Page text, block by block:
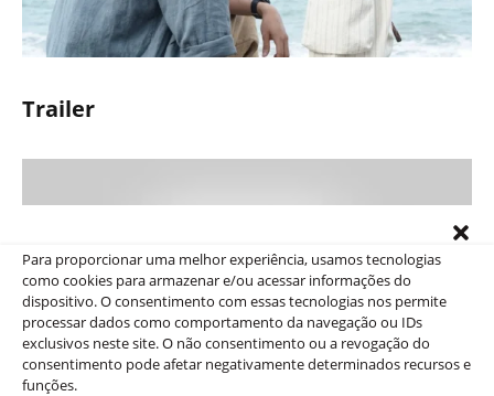
Para proporcionar uma melhor experiência, usamos tecnologias
como cookies para armazenar e/ou acessar informações do
dispositivo. O consentimento com essas tecnologias nos permite
processar dados como comportamento da navegação ou IDs
exclusivos neste site. O não consentimento ou a revogação do
consentimento pode afetar negativamente determinados recursos e
funções.
Trailer